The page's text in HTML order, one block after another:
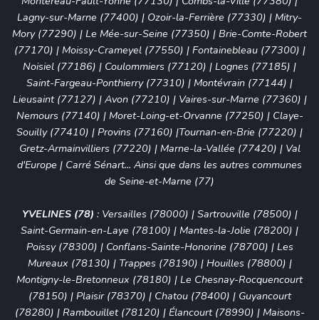
Lagny-sur-Marne (77400) | Ozoir-la-Ferrière (77330) | Mitry-
Mory (77290) | Le Mée-sur-Seine (77350) | Brie-Comte-Robert
(77170) | Moissy-Crameyel (77550) | Fontainebleau (77300) |
Noisiel (77186) | Coulommiers (77120) | Lognes (77185) |
Saint-Fargeau-Ponthierry (77310) | Montévrain (77144) |
Lieusaint (77127) | Avon (77210) | Vaires-sur-Marne (77360) |
Nemours (77140) | Moret-Loing-et-Orvanne (77250) | Claye-
Souilly (77410) | Provins (77160) |Tournan-en-Brie (77220) |
Gretz-Armainvilliers (77220) | Marne-la-Vallée (77420) | Val
d'Europe | Carré Sénart... Ainsi que dans les autres communes
de Seine-et-Marne (77)
YVELINES (78) : Versailles (78000) | Sartrouville (78500) |
Saint-Germain-en-Laye (78100) | Mantes-la-Jolie (78200) |
Poissy (78300) | Conflans-Sainte-Honorine (78700) | Les
Mureaux (78130) | Trappes (78190) | Houilles (78800) |
Montigny-le-Bretonneux (78180) | Le Chesnay-Rocquencourt
(78150) | Plaisir (78370) | Chatou (78400) | Guyancourt
(78280) | Rambouillet (78120) | Élancourt (78990) | Maisons-